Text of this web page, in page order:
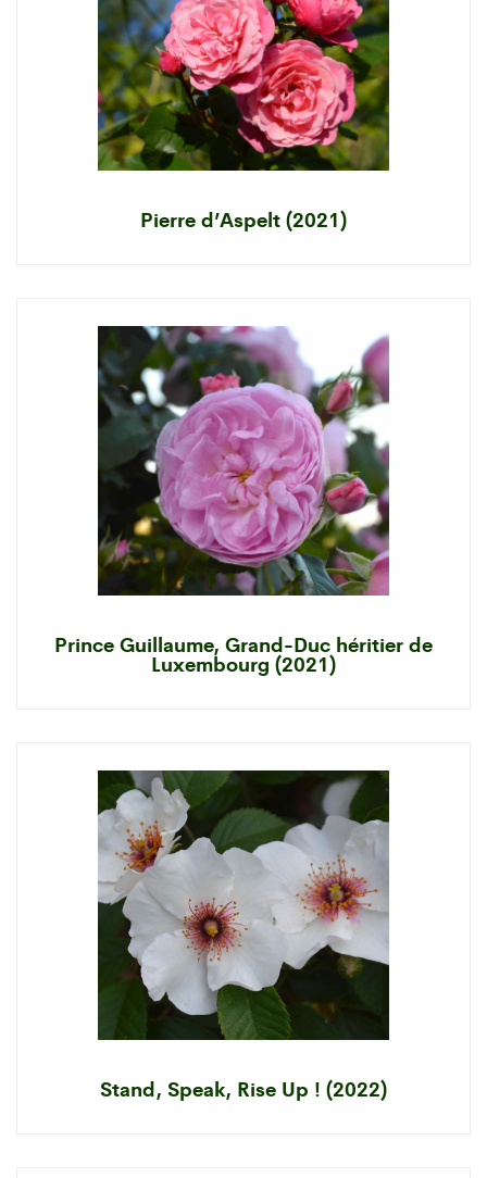
Pierre d’Aspelt (2021)
Prince Guillaume, Grand-Duc héritier de
Luxembourg (2021)
Stand, Speak, Rise Up ! (2022)